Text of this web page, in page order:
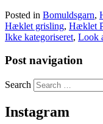
Posted in Bomuldsgarn,
Hæklet grisling, Hæklet
Ikke kategoriseret, Look
Post navigation
Search
Instagram